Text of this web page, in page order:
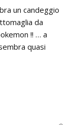
un candeggio
da
!! … a
quasi